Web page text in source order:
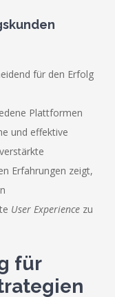
für den Erfolg
Plattformen
und effektive
Erfahrungen zeigt,
User Experience zu
für